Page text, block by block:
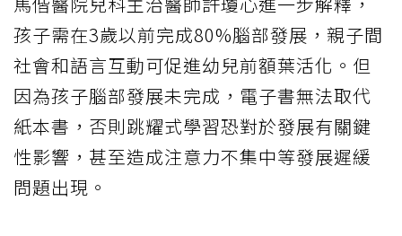
孩子需在3歲以前完成80%腦部發展，親子間
社會和語言互動可促進幼兒前額葉活化。但
因為孩子腦部發展未完成，電子書無法取代
紙本書，否則跳耀式學習恐對於發展有關鍵
性影響，甚至造成注意力不集中等發展遲緩
問題出現。